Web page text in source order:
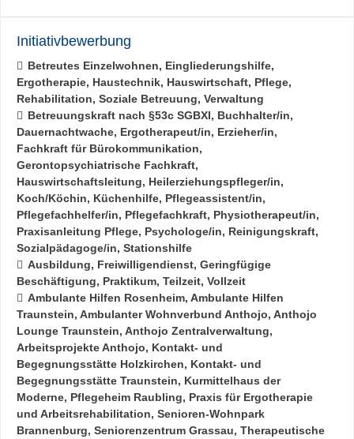
Initiativbewerbung
Betreutes Einzelwohnen
Eingliederungshilfe
Ergotherapie Haustechnik Hauswirtschaft Pflege
Rehabilitation Soziale Betreuung Verwaltung
Betreuungskraft nach §53c SGBXI
Buchhalter/in
Dauernachtwache Ergotherapeut/in
Erzieher/in
Fachkraft für Bürokommunikation
Gerontopsychiatrische Fachkraft
Hauswirtschaftsleitung
Heilerziehungspfleger/in
Koch/Köchin
Küchenhilfe Pflegeassistent/in
Pflegefachhelfer/in
Pflegefachkraft Physiotherapeut/in
Praxisanleitung Pflege Psychologe/in
Reinigungskraft
Sozialpädagoge/in Stationshilfe
Ausbildung
Freiwilligendienst Geringfügige
Beschäftigung
Praktikum Teilzeit Vollzeit
Ambulante Hilfen Rosenheim Ambulante Hilfen
Traunstein Ambulanter Wohnverbund Anthojo Anthojo
Lounge Traunstein Anthojo Zentralverwaltung
Arbeitsprojekte Anthojo
Kontakt- und
Begegnungsstätte Holzkirchen
Kontakt- und
Begegnungsstätte Traunstein
Kurmittelhaus der
Moderne Pflegeheim Raubling
Praxis für Ergotherapie
und Arbeitsrehabilitation Senioren-Wohnpark
Brannenburg Seniorenzentrum Grassau Therapeutische